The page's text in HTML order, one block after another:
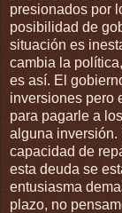
presionados por
posibilidad de
situación es
cambia la
es así. El
inversiones pero
para pagarle a
alguna inversión.
capacidad de
esta deuda se
entusiasma
plazo, no